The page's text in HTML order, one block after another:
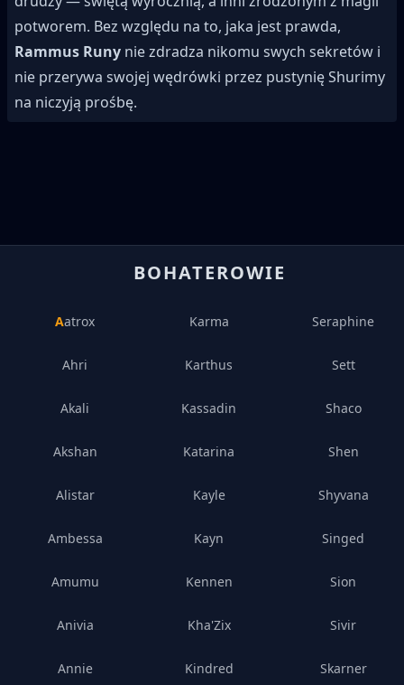
potworem. Bez względu na to, jaka jest prawda,
Rammus Runy nie zdradza nikomu swych sekretów i
nie przerywa swojej wędrówki przez pustynię Shurimy
na niczyją prośbę.
BOHATEROWIE
Aatrox
Ahri
Akali
Akshan
Alistar
Ambessa
Amumu
Anivia
Annie
Karma
Karthus
Kassadin
Katarina
Kayle
Kayn
Kennen
Kha'Zix
Kindred
Seraphine
Sett
Shaco
Shen
Shyvana
Singed
Sion
Sivir
Skarner